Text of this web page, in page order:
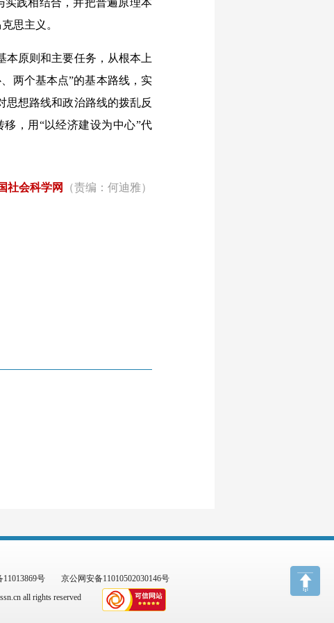
实践相结合，并把普遍原理本
思主义。
原则和主要任务，从根本上
两个基本点”的基本路线，实
思想路线和政治路线的拨乱反
，用“以经济建设为中心”代
社会科学网 （责编：何迪雅）
11013869号
京公网安备11010502030146号
all rights reserved